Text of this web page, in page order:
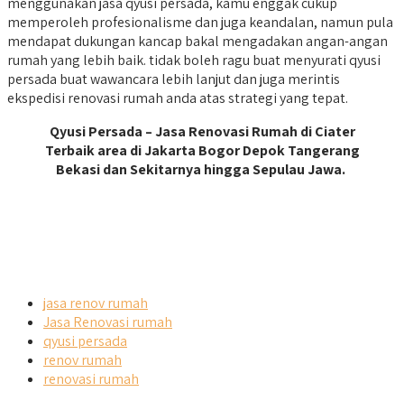
memperoleh profesionalisme dan juga keandalan, namun pula
mendapat dukungan kancap bakal mengadakan angan-angan
rumah yang lebih baik. tidak boleh ragu buat menyurati qyusi
persada buat wawancara lebih lanjut dan juga merintis
ekspedisi renovasi rumah anda atas strategi yang tepat.
Qyusi Persada – Jasa Renovasi Rumah di Ciater
Terbaik area di Jakarta Bogor Depok Tangerang
Bekasi dan Sekitarnya hingga Sepulau Jawa.
jasa renov rumah
Jasa Renovasi rumah
qyusi persada
renov rumah
renovasi rumah